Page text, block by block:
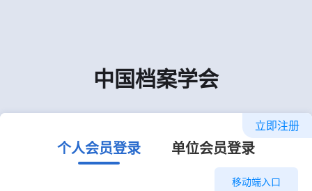
中国档案学会
立即注册
个人会员登录 单位会员登录
移动端入口